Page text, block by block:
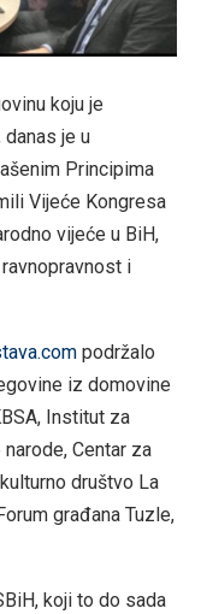
koju je
je u
Principima
Vijeće Kongresa
vijeće u BiH,
i
podržalo
iz domovine
Institut za
Centar za
društvo La
građana Tuzle,
koji to do sada